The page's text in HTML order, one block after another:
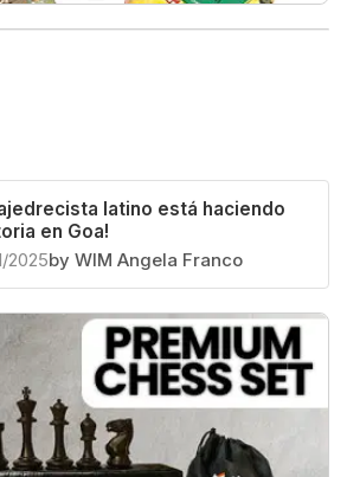
latino está haciendo
en Goa!
2025by WIM Angela Franco